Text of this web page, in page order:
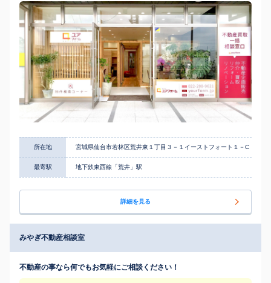
所在地 宮城県仙台市若林区荒井東１丁目３－１イーストフォート１－C
最寄駅 地下鉄東西線「荒井」駅
詳細を見る
みやぎ不動産相談室
不動産の事なら何でもお気軽にご相談ください！